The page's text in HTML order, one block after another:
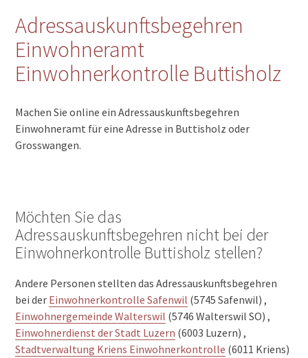
Adressauskunftsbegehren
Einwohneramt
Einwohnerkontrolle Buttisholz
Machen Sie online ein Adressauskunftsbegehren
Einwohneramt für eine Adresse in Buttisholz oder
Grosswangen.
Möchten Sie das
Adressauskunftsbegehren nicht bei der
Einwohnerkontrolle Buttisholz stellen?
Andere Personen stellten das Adressauskunftsbegehren
bei der Einwohnerkontrolle Safenwil (5745 Safenwil) ,
Einwohnergemeinde Walterswil (5746 Walterswil SO) ,
Einwohnerdienst der Stadt Luzern (6003 Luzern) ,
Stadtverwaltung Kriens Einwohnerkontrolle (6011 Kriens)